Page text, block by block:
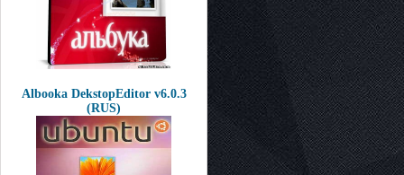
Albooka DekstopEditor v6.0.3
(RUS)